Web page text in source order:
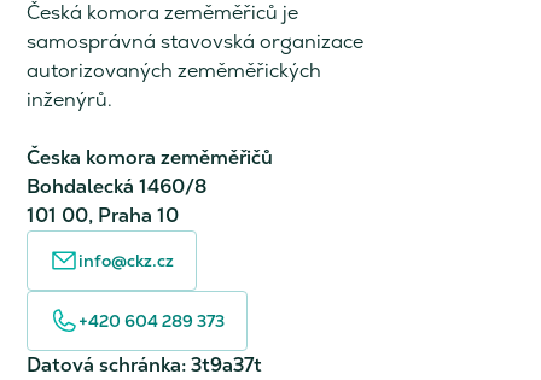
Česká komora zeměměřiců je
samosprávná stavovská organizace
autorizovaných zeměměřických
inženýrů.
Česka komora zeměměřičů
Bohdalecká 1460/8
101 00, Praha 10
info@ckz.cz
+420 604 289 373
Datová schránka: 3t9a37t